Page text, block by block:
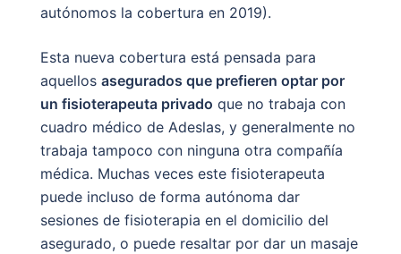
autónomos la cobertura en 2019).
Esta nueva cobertura está pensada para
aquellos asegurados que prefieren optar por
un fisioterapeuta privado que no trabaja con
cuadro médico de Adeslas, y generalmente no
trabaja tampoco con ninguna otra compañía
médica. Muchas veces este fisioterapeuta
puede incluso de forma autónoma dar
sesiones de fisioterapia en el domicilio del
asegurado, o puede resaltar por dar un masaje